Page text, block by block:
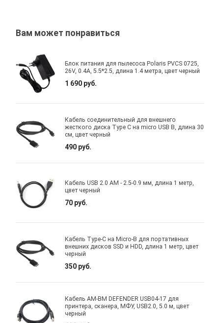
Вам может понравиться
Блок питания для пылесоса Polaris PVCS 0725,
26V, 0.4A, 5.5*2.5, длина 1.4 метра, цвет черный
1 690 руб.
Кабель соединительный для внешнего
жесткого диска Type C на micro USB B, длина 30
см, цвет черный
490 руб.
Кабель USB 2.0 AM - 2.5-0.9 мм, длина 1 метр,
цвет черный
70 руб.
Кабель Type-C на Micro-B для портативных
внешних дисков SSD и HDD, длина 1 метр, цвет
черный
350 руб.
Кабель AM-BM DEFENDER USB04-17 для
принтера, сканера, МФУ, USB2.0, 5.0 м, цвет
черный